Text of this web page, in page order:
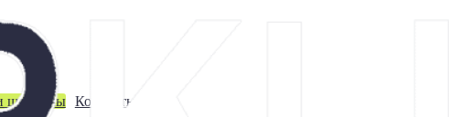
шоурумы Контакты